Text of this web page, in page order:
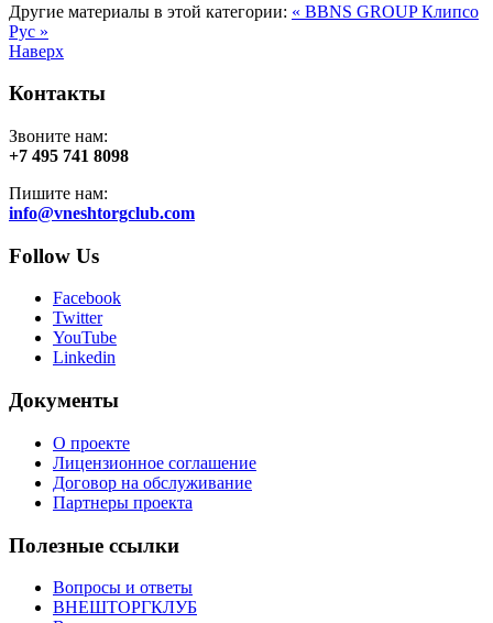
Другие материалы в этой категории: « BBNS GROUPКлипсо
Рус »
Наверх
Контакты
Звоните нам:
+7 495 741 8098
Пишите нам:
info@vneshtorgclub.com
Follow Us
Facebook
Twitter
YouTube
Linkedin
Документы
О проекте
Лицензионное соглашение
Договор на обслуживание
Партнеры проекта
Полезные ссылки
Вопросы и ответы
ВНЕШТОРГКЛУБ